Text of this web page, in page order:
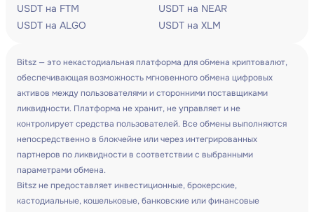
USDT на FTM
USDT на NEAR
USDT на ALGO
USDT на XLM
Bitsz — это некастодиальная платформа для обмена криптовалют,
обеспечивающая возможность мгновенного обмена цифровых
активов между пользователями и сторонними поставщиками
ликвидности. Платформа не хранит, не управляет и не
контролирует средства пользователей. Все обмены выполняются
непосредственно в блокчейне или через интегрированных
партнеров по ликвидности в соответствии с выбранными
параметрами обмена.
Bitsz не предоставляет инвестиционные, брокерские,
кастодиальные, кошельковые, банковские или финансовые